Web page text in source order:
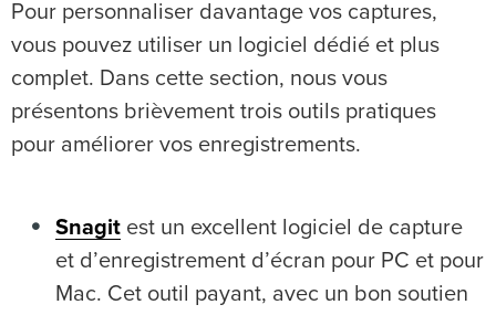
Pour personnaliser davantage vos captures,
vous pouvez utiliser un logiciel dédié et plus
complet. Dans cette section, nous vous
présentons brièvement trois outils pratiques
pour améliorer vos enregistrements.
Snagit est un excellent logiciel de capture
et d’enregistrement d’écran pour PC et pour
Mac. Cet outil payant, avec un bon soutien